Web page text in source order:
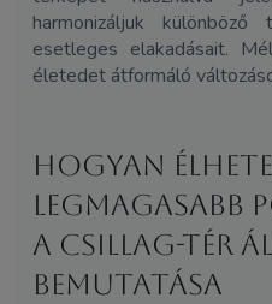
harmonizáljuk
esetleges elakadásait.
életedet átformáló
Hogyan
legmagasabb
A Csillag-tér
bemutatása